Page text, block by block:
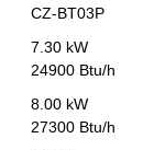
CZ-BT03P
7.30 kW
24900 Btu/h
8.00 kW
27300 Btu/h